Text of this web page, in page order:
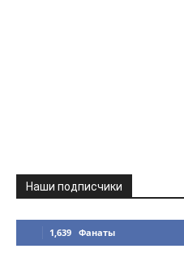
Наши подписчики
1,639 Фанаты